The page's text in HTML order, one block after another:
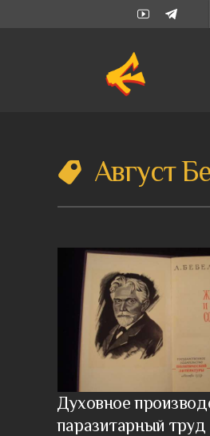
Август
Духовное
паразитарный труд